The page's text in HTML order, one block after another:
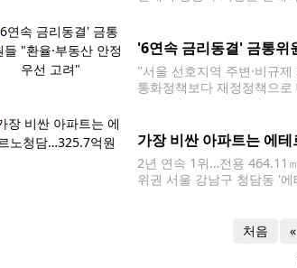
'6연속 금리동결' 금통위
"서울 선호지역 주변·비규
통화정책보다 재정정책으
면서,
가장 비싼 아파트는 에
2년 연속 1위…전용 464.11
위권 서울 강남구 청담동 '
처음 «